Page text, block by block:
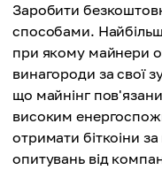
Заробити
способами.
при якому майнери
винагороди за свої
що майнінг
високим
отримати біткоіни
опитувань від